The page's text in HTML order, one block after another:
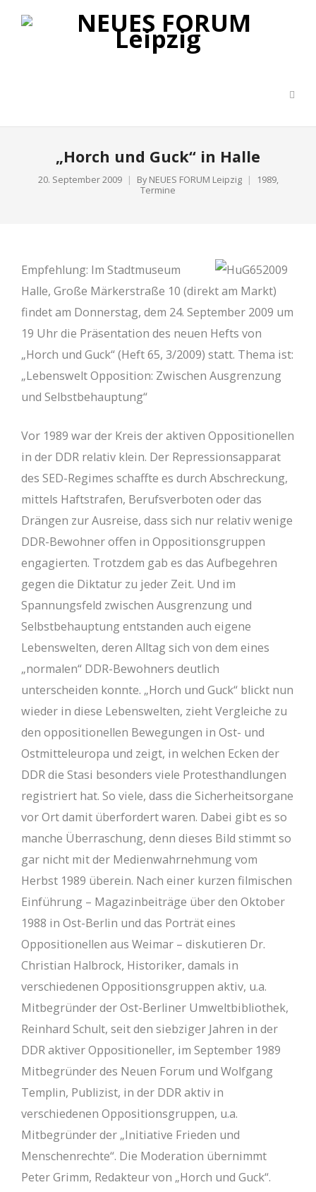
„Horch und Guck“ in Halle
20. September 2009 By NEUES FORUM Leipzig 1989,
Termine
Empfehlung: Im Stadtmuseum
Halle, Große Märkerstraße 10 (direkt am Markt)
findet am Donnerstag, dem 24. September 2009 um
19 Uhr die Präsentation des neuen Hefts von
„Horch und Guck“ (Heft 65, 3/2009) statt. Thema ist:
„Lebenswelt Opposition: Zwischen Ausgrenzung
und Selbstbehauptung“
Vor 1989 war der Kreis der aktiven Oppositionellen
in der DDR relativ klein. Der Repressionsapparat
des SED-Regimes schaffte es durch Abschreckung,
mittels Haftstrafen, Berufsverboten oder das
Drängen zur Ausreise, dass sich nur relativ wenige
DDR-Bewohner offen in Oppositionsgruppen
engagierten. Trotzdem gab es das Aufbegehren
gegen die Diktatur zu jeder Zeit. Und im
Spannungsfeld zwischen Ausgrenzung und
Selbstbehauptung entstanden auch eigene
Lebenswelten, deren Alltag sich von dem eines
„normalen“ DDR-Bewohners deutlich
unterscheiden konnte. „Horch und Guck“ blickt nun
wieder in diese Lebenswelten, zieht Vergleiche zu
den oppositionellen Bewegungen in Ost- und
Ostmitteleuropa und zeigt, in welchen Ecken der
DDR die Stasi besonders viele Protesthandlungen
registriert hat. So viele, dass die Sicherheitsorgane
vor Ort damit überfordert waren. Dabei gibt es so
manche Überraschung, denn dieses Bild stimmt so
gar nicht mit der Medienwahrnehmung vom
Herbst 1989 überein. Nach einer kurzen filmischen
Einführung – Magazinbeiträge über den Oktober
1988 in Ost-Berlin und das Porträt eines
Oppositionellen aus Weimar – diskutieren Dr.
Christian Halbrock, Historiker, damals in
verschiedenen Oppositionsgruppen aktiv, u.a.
Mitbegründer der Ost-Berliner Umweltbibliothek,
Reinhard Schult, seit den siebziger Jahren in der
DDR aktiver Oppositioneller, im September 1989
Mitbegründer des Neuen Forum und Wolfgang
Templin, Publizist, in der DDR aktiv in
verschiedenen Oppositionsgruppen, u.a.
Mitbegründer der „Initiative Frieden und
Menschenrechte“. Die Moderation übernimmt
Peter Grimm, Redakteur von „Horch und Guck“.